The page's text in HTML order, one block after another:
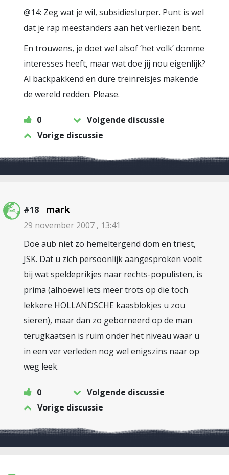
@14: Zeg wat je wil, subsidieslurper. Punt is wel
dat je rap meestanders aan het verliezen bent.
En trouwens, je doet wel alsof ‘het volk’ domme
interesses heeft, maar wat doe jij nou eigenlijk?
Al backpakkend en dure treinreisjes makende
de wereld redden. Please.
0
Volgende discussie
Vorige discussie
#18 mark
29 november 2007 , 13:41
Doe aub niet zo hemeltergend dom en triest,
JSK. Dat u zich persoonlijk aangesproken voelt
bij wat speldeprikjes naar rechts-populisten, is
prima (alhoewel iets meer trots op die toch
lekkere HOLLANDSCHE kaasblokjes u zou
sieren), maar dan zo geborneerd op de man
terugkaatsen is ruim onder het niveau waar u
in een ver verleden nog wel enigszins naar op
weg leek.
0
Volgende discussie
Vorige discussie